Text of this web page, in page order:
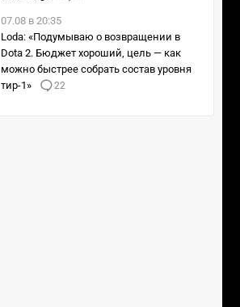
07.08 в 20:35
Loda: «Подумываю о возвращении в
Dota 2. Бюджет хороший, цель — как
можно быстрее собрать состав уровня
тир-1»
22